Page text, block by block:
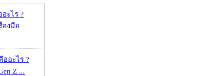
ะไร ?
องมือ
ออะไร ?
Z ...